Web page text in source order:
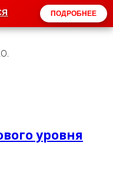
ПОДРОБНЕЕ
уровня